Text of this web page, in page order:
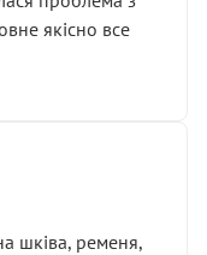
якісно все
шківа, ременя,